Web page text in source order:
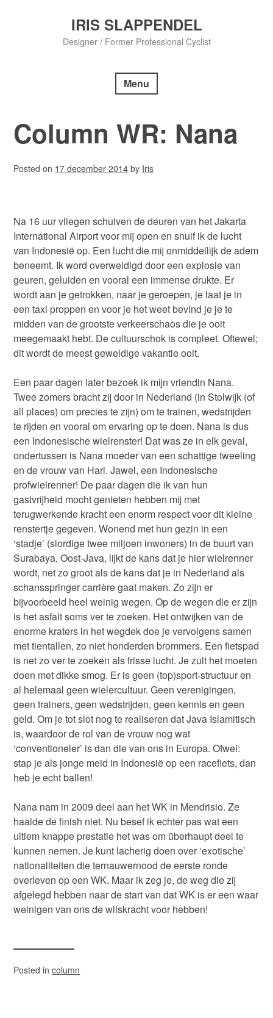
IRIS SLAPPENDEL
Designer / Former Professional Cyclist
Menu
Column WR: Nana
Posted on 17 december 2014 by Iris
Na 16 uur vliegen schuiven de deuren van het Jakarta
International Airport voor mij open en snuif ik de lucht
van Indonesië op. Een lucht die mij onmiddellijk de adem
beneemt. Ik word overweldigd door een explosie van
geuren, geluiden en vooral een immense drukte. Er
wordt aan je getrokken, naar je geroepen, je laat je in
een taxi proppen en voor je het weet bevind je je te
midden van de grootste verkeerschaos die je ooit
meegemaakt hebt. De cultuurschok is compleet. Oftewel;
dit wordt de meest geweldige vakantie ooit.
Een paar dagen later bezoek ik mijn vriendin Nana.
Twee zomers bracht zij door in Nederland (in Stolwijk (of
all places) om precies te zijn) om te trainen, wedstrijden
te rijden en vooral om ervaring op te doen. Nana is dus
een Indonesische wielrenster! Dat was ze in elk geval,
ondertussen is Nana moeder van een schattige tweeling
en de vrouw van Hari. Jawel, een Indonesische
profwielrenner! De paar dagen die ik van hun
gastvrijheid mocht genieten hebben mij met
terugwerkende kracht een enorm respect voor dit kleine
renstertje gegeven. Wonend met hun gezin in een
‘stadje’ (slordige twee miljoen inwoners) in de buurt van
Surabaya, Oost-Java, lijkt de kans dat je hier wielrenner
wordt, net zo groot als de kans dat je in Nederland als
schansspringer carrière gaat maken. Zo zijn er
bijvoorbeeld heel weinig wegen. Op de wegen die er zijn
is het asfalt soms ver te zoeken. Het ontwijken van de
enorme kraters in het wegdek doe je vervolgens samen
met tientallen, zo niet honderden brommers. Een fietspad
is net zo ver te zoeken als frisse lucht. Je zult het moeten
doen met dikke smog. Er is geen (top)sport-structuur en
al helemaal geen wielercultuur. Geen verenigingen,
geen trainers, geen wedstrijden, geen kennis en geen
geld. Om je tot slot nog te realiseren dat Java Islamitisch
is, waardoor de rol van de vrouw nog wat
‘conventioneler’ is dan die van ons in Europa. Ofwel:
stap je als jonge meid in Indonesië op een racefiets, dan
heb je echt ballen!
Nana nam in 2009 deel aan het WK in Mendrisio. Ze
haalde de finish niet. Nu besef ik echter pas wat een
ultiem knappe prestatie het was om überhaupt deel te
kunnen nemen. Je kunt lacherig doen over ‘exotische’
nationaliteiten die ternauwernood de eerste ronde
overleven op een WK. Maar ik zeg je, de weg die zij
afgelegd hebben naar de start van dat WK is er een waar
weinigen van ons de wilskracht voor hebben!
Posted incolumn